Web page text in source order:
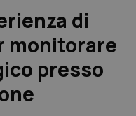
di
monitorare
presso